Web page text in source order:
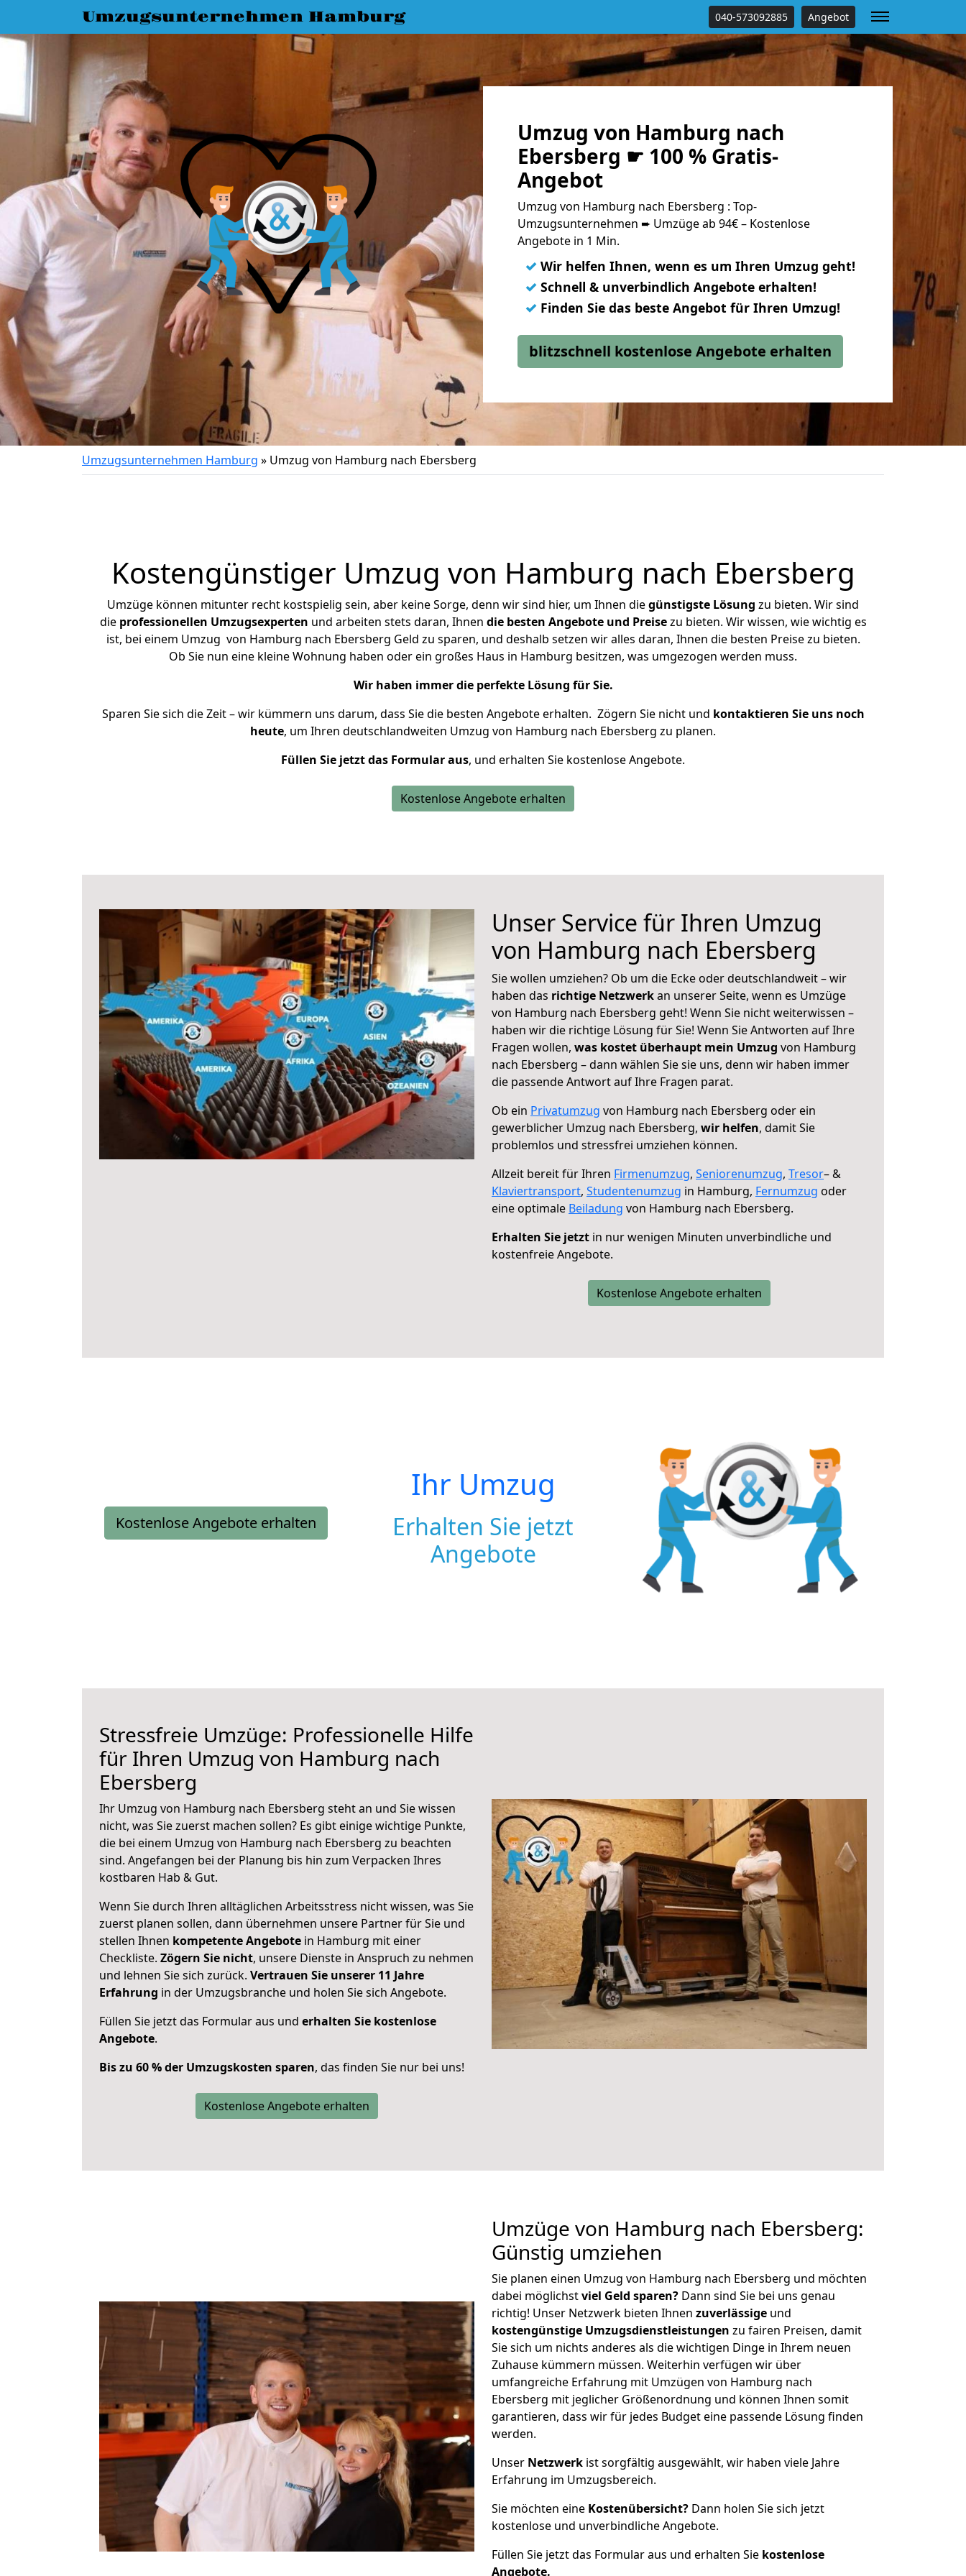
Umzugsunternehmen Hamburg 040-573092885 Angebot
Umzug von Hamburg nach
Ebersberg ☛ 100 % Gratis-
Angebot
Umzug von Hamburg nach Ebersberg : Top-
Umzugsunternehmen ➨ Umzüge ab 94€ – Kostenlose
Angebote in 1 Min.
✓ Wir helfen Ihnen, wenn es um Ihren Umzug geht!
✓ Schnell & unverbindlich Angebote erhalten!
✓ Finden Sie das beste Angebot für Ihren Umzug!
blitzschnell kostenlose Angebote erhalten
Umzugsunternehmen Hamburg » Umzug von Hamburg nach Ebersberg
Kostengünstiger Umzug von Hamburg nach Ebersberg
Umzüge können mitunter recht kostspielig sein, aber keine Sorge, denn wir sind hier, um Ihnen diegünstigste Lösung zu bieten. Wir sind
die professionellen Umzugsexperten und arbeiten stets daran, Ihnen die besten Angebote und Preisezu bieten. Wir wissen, wie wichtig es
ist, bei einem Umzug von Hamburg nach Ebersberg Geld zu sparen, und deshalb setzen wir alles daran, Ihnen die besten Preise zu bieten.
Ob Sie nun eine kleine Wohnung haben oder ein großes Haus in Hamburg besitzen, was umgezogen werden muss.
Wir haben immer die perfekte Lösung für Sie.
Sparen Sie sich die Zeit – wir kümmern uns darum, dass Sie die besten Angebote erhalten. Zögern Sie nicht und kontaktieren Sie uns noch
heute, um Ihren deutschlandweiten Umzug von Hamburg nach Ebersberg zu planen.
Füllen Sie jetzt das Formular aus, und erhalten Sie kostenlose Angebote.
Kostenlose Angebote erhalten
Unser Service für Ihren Umzug
von Hamburg nach Ebersberg
Sie wollen umziehen? Ob um die Ecke oder deutschlandweit – wir
haben das richtige Netzwerkan unserer Seite, wenn es Umzüge
von Hamburg nach Ebersberg geht! Wenn Sie nicht weiterwissen –
haben wir die richtige Lösung für Sie! Wenn Sie Antworten auf Ihre
Fragen wollen, was kostet überhaupt mein Umzug von Hamburg
nach Ebersberg – dann wählen Sie sie uns, denn wir haben immer
die passende Antwort auf Ihre Fragen parat.
Ob ein Privatumzug von Hamburg nach Ebersberg oder ein
gewerblicher Umzug nach Ebersberg, wir helfen, damit Sie
problemlos und stressfrei umziehen können.
Allzeit bereit für Ihren Firmenumzug, Seniorenumzug, Tresor– &
Klaviertransport, Studentenumzug in Hamburg, Fernumzug oder
eine optimale Beiladung von Hamburg nach Ebersberg.
Erhalten Sie jetzt in nur wenigen Minuten unverbindliche und
kostenfreie Angebote.
Kostenlose Angebote erhalten
Kostenlose Angebote erhalten
Ihr Umzug
Erhalten Sie jetzt
Angebote
Stressfreie Umzüge: Professionelle Hilfe
für Ihren Umzug von Hamburg nach
Ebersberg
Ihr Umzug von Hamburg nach Ebersberg steht an und Sie wissen
nicht, was Sie zuerst machen sollen? Es gibt einige wichtige Punkte,
die bei einem Umzug von Hamburg nach Ebersberg zu beachten
sind. Angefangen bei der Planung bis hin zum Verpacken Ihres
kostbaren Hab & Gut.
Wenn Sie durch Ihren alltäglichen Arbeitsstress nicht wissen, was Sie
zuerst planen sollen, dann übernehmen unsere Partner für Sie und
stellen Ihnen kompetente Angebote in Hamburg mit einer
Checkliste. Zögern Sie nicht, unsere Dienste in Anspruch zu nehmen
und lehnen Sie sich zurück. Vertrauen Sie unserer 11 Jahre
Erfahrung in der Umzugsbranche und holen Sie sich Angebote.
Füllen Sie jetzt das Formular aus und erhalten Sie kostenlose
Angebote.
Bis zu 60 % der Umzugskosten sparen, das finden Sie nur bei uns!
Kostenlose Angebote erhalten
Umzüge von Hamburg nach Ebersberg:
Günstig umziehen
Sie planen einen Umzug von Hamburg nach Ebersberg und möchten
dabei möglichstviel Geld sparen? Dann sind Sie bei uns genau
richtig! Unser Netzwerk bieten Ihnen zuverlässige und
kostengünstige Umzugsdienstleistungen zu fairen Preisen, damit
Sie sich um nichts anderes als die wichtigen Dinge in Ihrem neuen
Zuhause kümmern müssen. Weiterhin verfügen wir über
umfangreiche Erfahrung mit Umzügen von Hamburg nach
Ebersberg mit jeglicher Größenordnung und können Ihnen somit
garantieren, dass wir für jedes Budget eine passende Lösung finden
werden.
Unser Netzwerk ist sorgfältig ausgewählt, wir haben viele Jahre
Erfahrung im Umzugsbereich.
Sie möchten eine Kostenübersicht? Dann holen Sie sich jetzt
kostenlose und unverbindliche Angebote.
Füllen Sie jetzt das Formular aus und erhalten Sie kostenlose
Angebote.